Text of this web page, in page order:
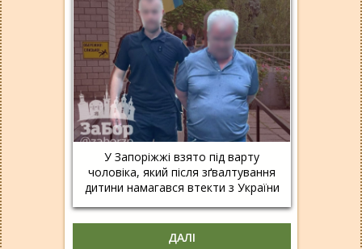
У Запоріжжі взято під варту
чоловіка, який після зґвалтування
дитини намагався втекти з України
ДАЛІ